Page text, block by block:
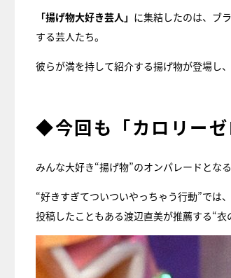
「揚げ物大好き芸人」 に集結したのは、ブ
する芸人たち。
彼らが満を持して紹介する揚げ物が登場し
◆今回も「カロリーゼ
みんな大好き“揚げ物”のオンパレードとな
“好きすぎてついついやっちゃう行動”では
投稿したこともある渡辺直美が推薦する“衣